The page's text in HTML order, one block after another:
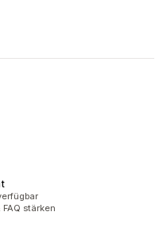
stärken